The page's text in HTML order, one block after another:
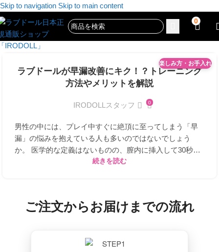
Skip to navigation Skip to main content
0
11 楽しみ方・お手入れ
ラブドールが早漏改善にキク！？トレーニング
方法やメリットを解説
IRODOLLスタッフ 0
男性の中には、プレイ中すぐに絶頂に至ってしまう「早
漏」の悩みを抱えている人も多いのではないでしょう
か。 医学的な定義はないものの、膣内に挿入して30秒～3
分以内に射精することが頻繁にある場合、早漏の...
続きを読む
ご注文からお届けまでの流れ